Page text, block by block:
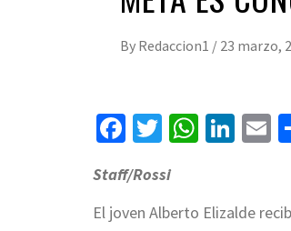
By Redaccion1 / 23 marzo,
Facebook
Twitter
Staff/Rossi
El joven Alberto Elizalde